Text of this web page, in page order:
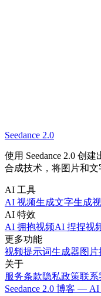
Seedance 2.0
使用 Seedance 2.0 创
合成技术，将图片和文
AI 工具
AI 视频生成文字生成
AI 特效
AI 拥抱视频AI 捏捏视
更多功能
视频提示词生成器图
关于
服务条款隐私政策联系
Seedance 2.0 博客 —